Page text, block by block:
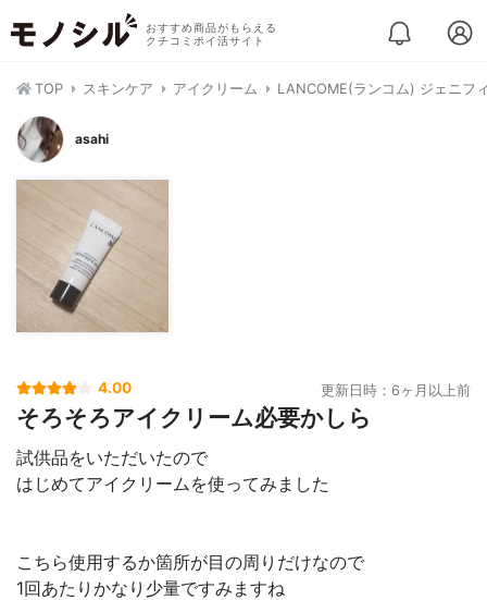
おすすめ商品がもらえる
クチコミポイ活サイト
TOP スキンケア アイクリーム LANCOME(ランコム) ジェニフ
asahi
4.00 更新日時：6ヶ月以上前
そろそろアイクリーム必要かしら
試供品をいただいたので
はじめてアイクリームを使ってみました
こちら使用するか箇所が目の周りだけなので
1回あたりかなり少量ですみますね